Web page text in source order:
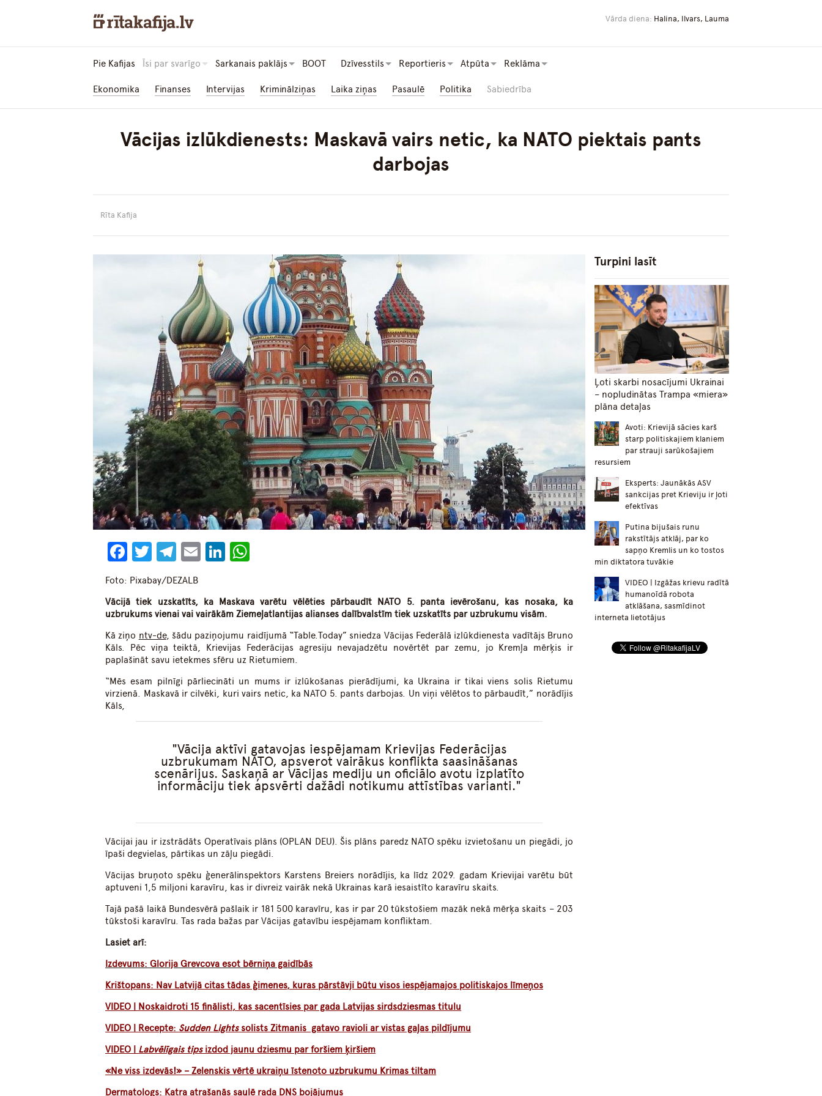
Vārda diena: Halina, Ilvars, Lauma
Pie Kafijas Īsi par svarīgo Sarkanais paklājs BOOT Dzīvesstils Reportieris Atpūta Reklāma
Ekonomika Finanses Intervijas Kriminālziņas Laika ziņas Pasaulē Politika Sabiedrība
Vācijas izlūkdienests: Maskavā vairs netic, ka NATO piektais pants
darbojas
Rīta Kafija
Facebook
Twitter
Telegram
EmailLinkedIn
Foto: Pixabay/DEZALB
Vācijā tiek uzskatīts, ka Maskava varētu vēlēties pārbaudīt NATO 5. panta ievērošanu, kas nosaka, ka
uzbrukums vienai vai vairākām Ziemeļatlantijas alianses dalībvalstīm tiek uzskatīts par uzbrukumu visām.
Kā ziņo ntv-de, šādu paziņojumu raidījumā “Table.Today” sniedza Vācijas Federālā izlūkdienesta vadītājs Bruno
Kāls. Pēc viņa teiktā, Krievijas Federācijas agresiju nevajadzētu novērtēt par zemu, jo Kremļa mērķis ir
paplašināt savu ietekmes sfēru uz Rietumiem.
“Mēs esam pilnīgi pārliecināti un mums ir izlūkošanas pierādījumi, ka Ukraina ir tikai viens solis Rietumu
virzienā. Maskavā ir cilvēki, kuri vairs netic, ka NATO 5. pants darbojas. Un viņi vēlētos to pārbaudīt,” norādījis
Kāls,
Vācija aktīvi gatavojas iespējamam Krievijas Federācijas
uzbrukumam NATO, apsverot vairākus konflikta saasināšanas
scenārijus. Saskaņā ar Vācijas mediju un oficiālo avotu izplatīto
informāciju tiek apsvērti dažādi notikumu attīstības varianti.
Vācijai jau ir izstrādāts Operatīvais plāns (OPLAN DEU). Šis plāns paredz NATO spēku izvietošanu un piegādi, jo
īpaši degvielas, pārtikas un zāļu piegādi.
Vācijas bruņoto spēku ģenerālinspektors Karstens Breiers norādījis, ka līdz 2029. gadam Krievijai varētu būt
aptuveni 1,5 miljoni karavīru, kas ir divreiz vairāk nekā Ukrainas karā iesaistīto karavīru skaits.
Tajā pašā laikā Bundesvērā pašlaik ir 181 500 karavīru, kas ir par 20 tūkstošiem mazāk nekā mērķa skaits – 203
tūkstoši karavīru. Tas rada bažas par Vācijas gatavību iespējamam konfliktam.
Lasiet arī:
Izdevums: Glorija Grevcova esot bērniņa gaidībās
Krištopans: Nav Latvijā citas tādas ģimenes, kuras pārstāvji būtu visos iespējamajos politiskajos līmeņos
VIDEO | Noskaidroti 15 finālisti, kas sacentīsies par gada Latvijas sirdsdziesmas titulu
VIDEO | Recepte: Sudden Lightssolists Zitmanis gatavo ravioli ar vistas gaļas pildījumu
VIDEO | Labvēlīgais tipsizdod jaunu dziesmu par foršiem ķiršiem
«Ne viss izdevās!» – Zelenskis vērtē ukraiņu īstenoto uzbrukumu Krimas tiltam
Dermatologs: Katra atrašanās saulē rada DNS bojājumus
Turpini lasīt
Ļoti skarbi nosacījumi Ukrainai
– nopludinātas Trampa «miera»
plāna detaļas
Avoti: Krievijā sācies karš
starp politiskajiem klaniem
par strauji sarūkošajiem
resursiem
Eksperts: Jaunākās ASV
sankcijas pret Krieviju ir ļoti
efektīvas
Putina bijušais runu
rakstītājs atklāj, par ko
sapņo Kremlis un ko tostos
min diktatora tuvākie
VIDEO | Izgāžas krievu radītā
humanoīdā robota
atklāšana, sasmīdinot
interneta lietotājus